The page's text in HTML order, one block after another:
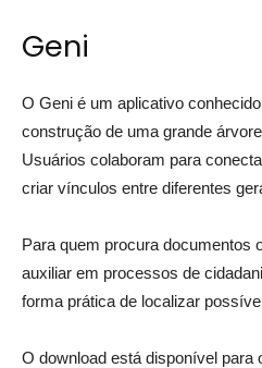
Geni
O Geni é um aplicativo
construção de uma grande
Usuários colaboram para
criar vínculos entre diferentes
Para quem procura documentos
auxiliar em processos de
forma prática de localizar
O download está disponível para